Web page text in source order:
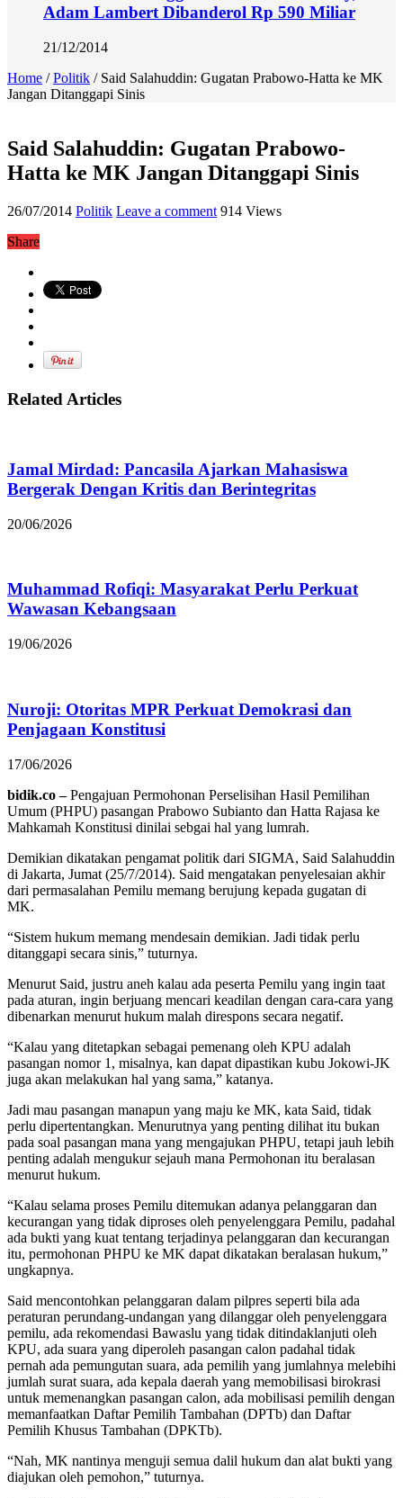
Adam Lambert Dibanderol Rp 590 Miliar
21/12/2014
Home / Politik / Said Salahuddin: Gugatan Prabowo-Hatta ke MK
Jangan Ditanggapi Sinis
Said Salahuddin: Gugatan Prabowo-
Hatta ke MK Jangan Ditanggapi Sinis
26/07/2014 Politik Leave a comment 914 Views
Share
Related Articles
Jamal Mirdad: Pancasila Ajarkan Mahasiswa
Bergerak Dengan Kritis dan Berintegritas
20/06/2026
Muhammad Rofiqi: Masyarakat Perlu Perkuat
Wawasan Kebangsaan
19/06/2026
Nuroji: Otoritas MPR Perkuat Demokrasi dan
Penjagaan Konstitusi
17/06/2026
bidik.co –Pengajuan Permohonan Perselisihan Hasil Pemilihan
Umum (PHPU) pasangan Prabowo Subianto dan Hatta Rajasa ke
Mahkamah Konstitusi dinilai sebgai hal yang lumrah.
Demikian dikatakan pengamat politik dari SIGMA, Said Salahuddin
di Jakarta, Jumat (25/7/2014). Said mengatakan penyelesaian akhir
dari permasalahan Pemilu memang berujung kepada gugatan di
MK.
“Sistem hukum memang mendesain demikian. Jadi tidak perlu
ditanggapi secara sinis,” tuturnya.
Menurut Said, justru aneh kalau ada peserta Pemilu yang ingin taat
pada aturan, ingin berjuang mencari keadilan dengan cara-cara yang
dibenarkan menurut hukum malah direspons secara negatif.
“Kalau yang ditetapkan sebagai pemenang oleh KPU adalah
pasangan nomor 1, misalnya, kan dapat dipastikan kubu Jokowi-JK
juga akan melakukan hal yang sama,” katanya.
Jadi mau pasangan manapun yang maju ke MK, kata Said, tidak
perlu dipertentangkan. Menurutnya yang penting dilihat itu bukan
pada soal pasangan mana yang mengajukan PHPU, tetapi jauh lebih
penting adalah mengukur sejauh mana Permohonan itu beralasan
menurut hukum.
“Kalau selama proses Pemilu ditemukan adanya pelanggaran dan
kecurangan yang tidak diproses oleh penyelenggara Pemilu, padahal
ada bukti yang kuat tentang terjadinya pelanggaran dan kecurangan
itu, permohonan PHPU ke MK dapat dikatakan beralasan hukum,”
ungkapnya.
Said mencontohkan pelanggaran dalam pilpres seperti bila ada
peraturan perundang-undangan yang dilanggar oleh penyelenggara
pemilu, ada rekomendasi Bawaslu yang tidak ditindaklanjuti oleh
KPU, ada suara yang diperoleh pasangan calon padahal tidak
pernah ada pemungutan suara, ada pemilih yang jumlahnya melebihi
jumlah surat suara, ada kepala daerah yang memobilisasi birokrasi
untuk memenangkan pasangan calon, ada mobilisasi pemilih dengan
memanfaatkan Daftar Pemilih Tambahan (DPTb) dan Daftar
Pemilih Khusus Tambahan (DPKTb).
“Nah, MK nantinya menguji semua dalil hukum dan alat bukti yang
diajukan oleh pemohon,” tuturnya.